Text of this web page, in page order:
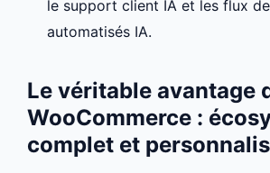
le support client IA et les flux
automatisés IA.
Le véritable avantage
WooCommerce :
complet et